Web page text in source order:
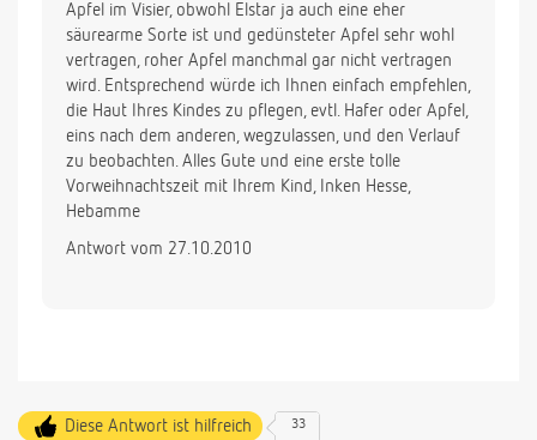
Apfel im Visier, obwohl Elstar ja auch eine eher
säurearme Sorte ist und gedünsteter Apfel sehr wohl
vertragen, roher Apfel manchmal gar nicht vertragen
wird. Entsprechend würde ich Ihnen einfach empfehlen,
die Haut Ihres Kindes zu pflegen, evtl. Hafer oder Apfel,
eins nach dem anderen, wegzulassen, und den Verlauf
zu beobachten. Alles Gute und eine erste tolle
Vorweihnachtszeit mit Ihrem Kind, Inken Hesse,
Hebamme
Antwort vom 27.10.2010
Diese Antwort ist hilfreich 33